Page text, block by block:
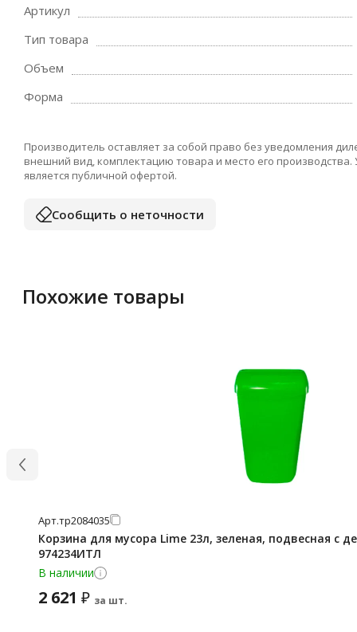
Артикул
Тип товара
Объем
Форма
Производитель оставляет за собой право без уведомления
внешний вид, комплектацию товара и место его
является публичной офертой.
Сообщить о неточности
Похожие товары
Арт.тр2084035
Корзина для мусора Lime 23л, зеленая, подвесная с
974234ИТЛ
В наличии
2 621 ₽ за шт.